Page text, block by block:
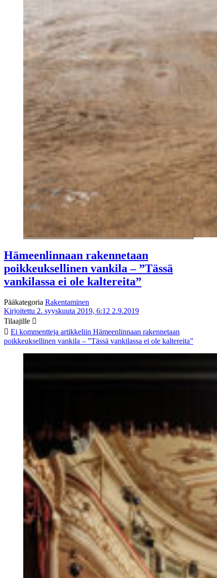
Hämeenlinnaan rakennetaan
poikkeuksellinen vankila – ”Tässä
vankilassa ei ole kaltereita”
Pääkategoria Rakentaminen
Kirjoitettu 2. syyskuuta 2019, 6:12 2.9.2019
Tilaajille
Ei kommentteja artikkeliin Hämeenlinnaan rakennetaan
poikkeuksellinen vankila – ”Tässä vankilassa ei ole kaltereita”